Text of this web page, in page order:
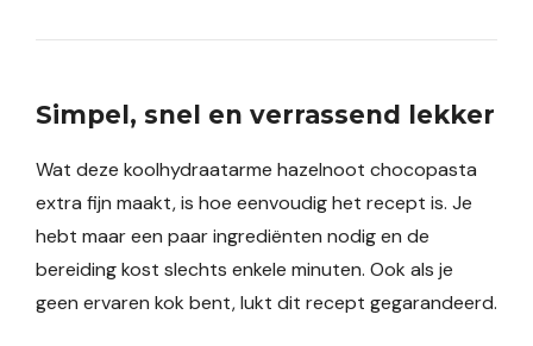
Simpel, snel en verrassend lekker
Wat deze koolhydraatarme hazelnoot chocopasta
extra fijn maakt, is hoe eenvoudig het recept is. Je
hebt maar een paar ingrediënten nodig en de
bereiding kost slechts enkele minuten. Ook als je
geen ervaren kok bent, lukt dit recept gegarandeerd.